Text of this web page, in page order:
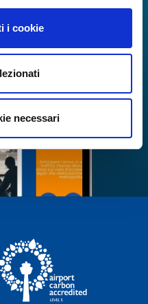
i cookie
necessari